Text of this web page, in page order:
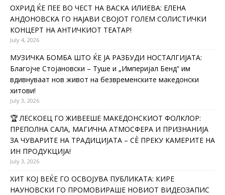
ОХРИД ЌЕ ПЕЕ ВО ЧЕСТ НА ВАСКА ИЛИЕВА: ЕЛЕНА
АНДОНОВСКА ГО НАЈАВИ СВОЈОТ ГОЛЕМ СОЛИСТИЧКИ
КОНЦЕРТ НА АНТИЧКИОТ ТЕАТАР!
July 4, 2026
МУЗИЧКА БОМБА ШТО ЌЕ ЈА РАЗБУДИ НОСТАЛГИЈАТА:
Благојче Стојановски – Туше и „Империјал Бенд“ им
вдивнуваат нов живот на безвременските македонски
хитови!
July 3, 2026
🏆 ЛЕСКОЕЦ ГО ЖИВЕЕШЕ МАКЕДОНСКИОТ ФОЛКЛОР:
ПРЕПОЛНА САЛА, МАГИЧНА АТМОСФЕРА И ПРИЗНАНИЈА
ЗА ЧУВАРИТЕ НА ТРАДИЦИЈАТА – СÈ ПРЕКУ КАМЕРИТЕ НА
ИН ПРОДУКЦИЈА!
July 3, 2026
ХИТ КОЈ ВЕЌЕ ГО ОСВОЈУВА ПУБЛИКАТА: КИРЕ
НАУНОВСКИ ГО ПРОМОВИРАШЕ НОВИОТ ВИДЕОЗАПИС